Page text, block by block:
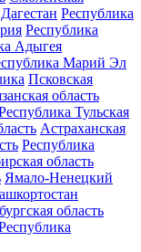
Республика
Республика
Адыгея
Марий Эл
Псковская
область
Тульская
Астраханская
Республика
область
Ямало-Ненецкий
область